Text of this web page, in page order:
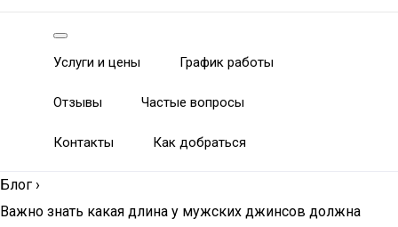
Услуги и цены График работы
Отзывы Частые вопросы
Контакты Как добраться
Блог ›
Важно знать какая длина у мужских джинсов должна